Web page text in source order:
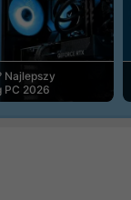
Najlepszy
PC 2026